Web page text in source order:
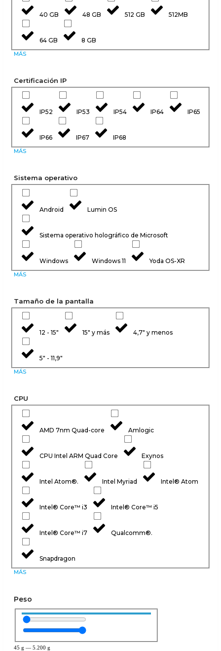
40 GB 48 GB 512 GB 512MB
64 GB 8 GB
MÁS
Certificación IP
IP52 IP53 IP54 IP64 IP65
IP66 IP67 IP68
MÁS
Sistema operativo
Android Lumin OS
Sistema operativo holográfico de Microsoft
Windows Windows 11 Yoda OS-XR
MÁS
Tamaño de la pantalla
12 - 15" 15" y más 4,7" y menos
5" - 11,9"
MÁS
CPU
AMD 7nm Quad-core Amlogic
CPU Intel ARM Quad Core Exynos
Intel Atom®. Intel Myriad Intel® Atom
Intel® Core™ i3 Intel® Core™ i5
Intel® Core™ i7 Qualcomm®.
Snapdragon
MÁS
Peso
45 g — 5.200 g